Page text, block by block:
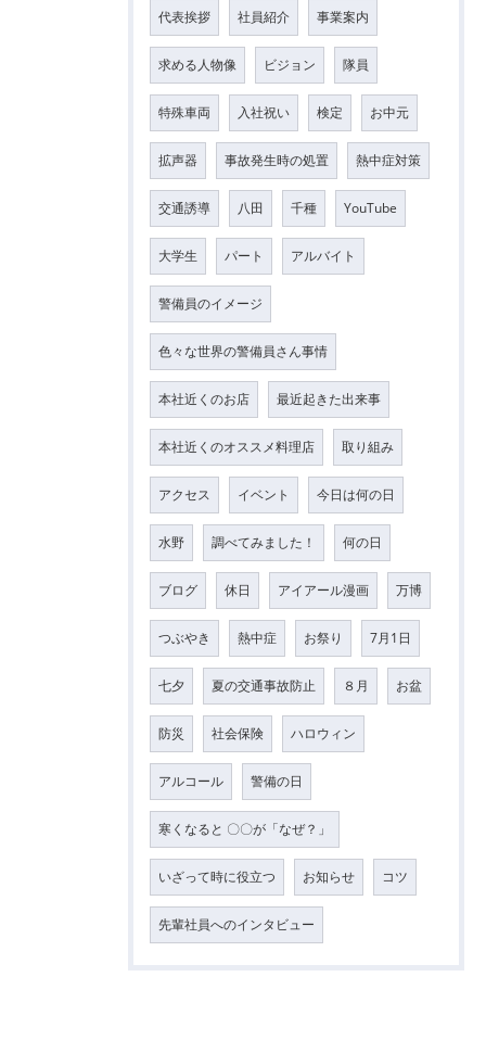
代表挨拶 社員紹介 事業案内
求める人物像 ビジョン 隊員
特殊車両 入社祝い 検定 お中元
拡声器 事故発生時の処置 熱中症対策
交通誘導 八田 千種 YouTube
大学生 パート アルバイト
警備員のイメージ
色々な世界の警備員さん事情
本社近くのお店 最近起きた出来事
本社近くのオススメ料理店 取り組み
アクセス イベント 今日は何の日
水野 調べてみました！ 何の日
ブログ 休日 アイアール漫画 万博
つぶやき 熱中症 お祭り 7月1日
七夕 夏の交通事故防止 ８月 お盆
防災 社会保険 ハロウィン
アルコール 警備の日
寒くなると 〇〇が「なぜ？」
いざって時に役立つ お知らせ コツ
先輩社員へのインタビュー